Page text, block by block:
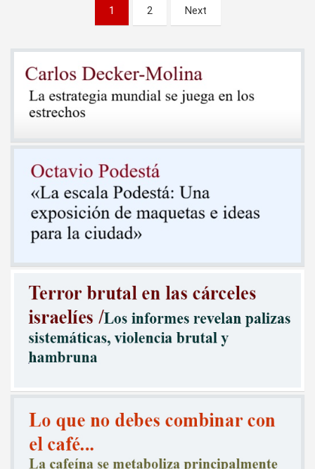
entradas
1 2 Next